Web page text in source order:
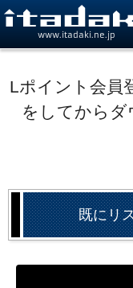
www.itadaki.ne.jp
Lポイント会員
をしてからダ
既にリ